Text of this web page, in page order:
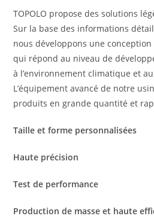
TOPOLO propose des solutions
Sur la base des informations
nous développons une
qui répond au niveau de
à l’environnement climatique et
L’équipement avancé de notre
produits en grande quantité et
Taille et forme personnalisées
Haute précision
Test de performance
Production de masse et haute